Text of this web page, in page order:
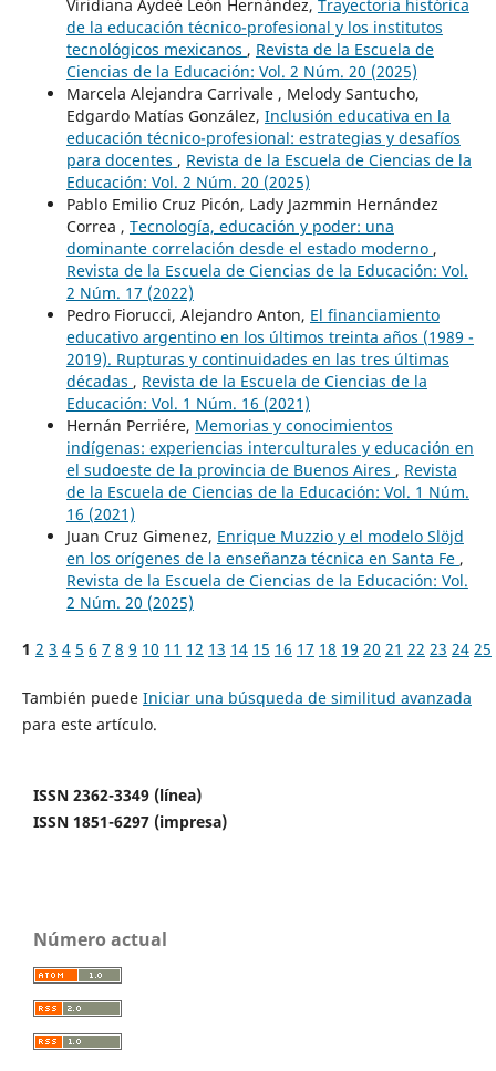
Viridiana Aydeé León Hernández, Trayectoria histórica
de la educación técnico-profesional y los institutos
tecnológicos mexicanos , Revista de la Escuela de
Ciencias de la Educación: Vol. 2 Núm. 20 (2025)
Marcela Alejandra Carrivale , Melody Santucho,
Edgardo Matías González, Inclusión educativa en la
educación técnico-profesional: estrategias y desafíos
para docentes , Revista de la Escuela de Ciencias de la
Educación: Vol. 2 Núm. 20 (2025)
Pablo Emilio Cruz Picón, Lady Jazmmin Hernández
Correa , Tecnología, educación y poder: una
dominante correlación desde el estado moderno ,
Revista de la Escuela de Ciencias de la Educación: Vol.
2 Núm. 17 (2022)
Pedro Fiorucci, Alejandro Anton, El financiamiento
educativo argentino en los últimos treinta años (1989 -
2019). Rupturas y continuidades en las tres últimas
décadas , Revista de la Escuela de Ciencias de la
Educación: Vol. 1 Núm. 16 (2021)
Hernán Perriére, Memorias y conocimientos
indígenas: experiencias interculturales y educación en
el sudoeste de la provincia de Buenos Aires , Revista
de la Escuela de Ciencias de la Educación: Vol. 1 Núm.
16 (2021)
Juan Cruz Gimenez, Enrique Muzzio y el modelo Slöjd
en los orígenes de la enseñanza técnica en Santa Fe ,
Revista de la Escuela de Ciencias de la Educación: Vol.
2 Núm. 20 (2025)
1 2 3 4 5 6 7 8 9 10 11 12 13 14 15 16 17 18 19 20 21 22 23 24 25
También puede Iniciar una búsqueda de similitud avanzada
para este artículo.
ISSN 2362-3349 (línea)
ISSN 1851-6297 (impresa)
Número actual